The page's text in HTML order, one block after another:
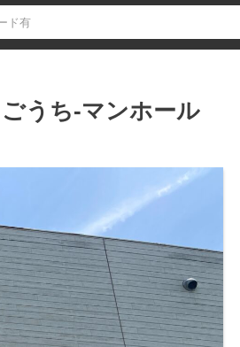
ド有
うち-マンホール